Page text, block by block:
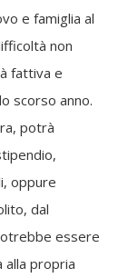
e famiglia al
non
fattiva e
scorso anno.
potrà
oppure
dal
essere
alla propria